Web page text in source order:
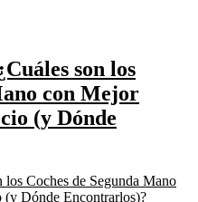
son los
con Mejor
(y Dónde